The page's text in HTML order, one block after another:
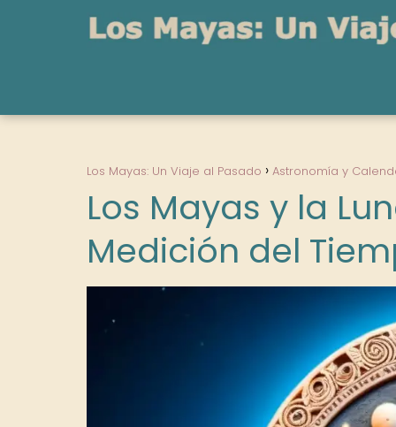
Los Mayas: Un Viaje al Pasado Astronomía y
Los Mayas y la
Medición del